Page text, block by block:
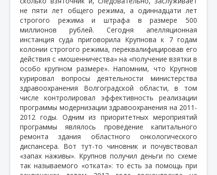
не пяти лет общего режима, а одиннадцати лет
строгого режима и штрафа в размере 500
миллионов рублей. Сегодня апелляционная
инстанция суда приговорила Крупнова к 7 годам
колонии строгого режима, переквалифицировав его
действия с «мошенничества» на «получение взятки в
особо крупном размере». Напомним, что Крупнов
курировал вопросы деятельности министерства
здравоохранения Волгоградской области, в том
числе контролировал эффективность реализации
программы модернизации здравоохранения на 2011-
2012 годы. Одним из приоритетных мероприятий
программы являлось проведение капитального
ремонта здания областного онкологического
диспансера. Вот тут-то чиновник и почувствовал
«запах наживы». Крупнов получил деньги по схеме
так называемого «отката»: то есть за помощь при